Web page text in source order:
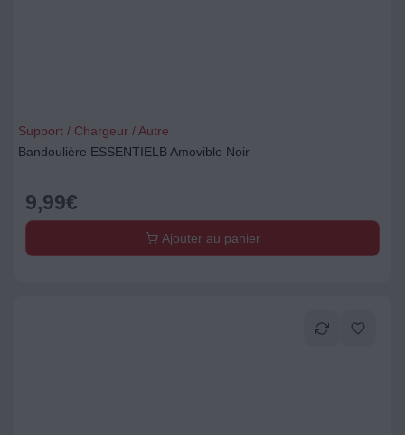
Support / Chargeur / Autre
Bandoulière ESSENTIELB Amovible Noir
9,99€
Ajouter au panier